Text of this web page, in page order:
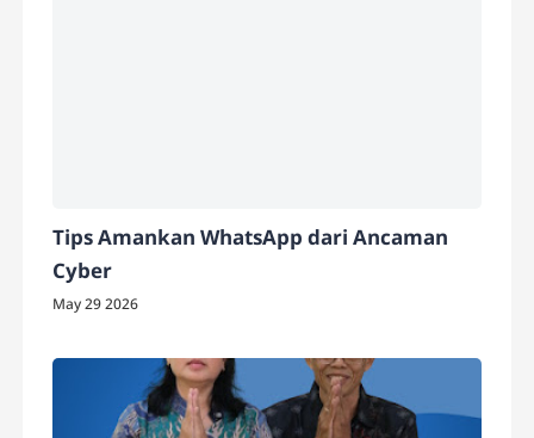
Tips Amankan WhatsApp dari Ancaman
Cyber
May 29 2026